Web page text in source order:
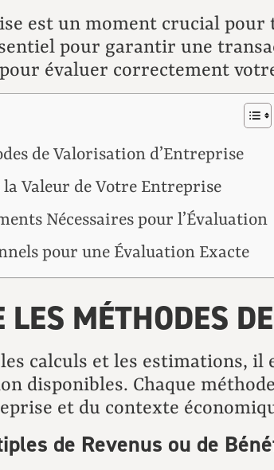
est un moment crucial
pour garantir une
évaluer correctement
de Valorisation d’Entreprise
Valeur de Votre Entreprise
Nécessaires pour l’Évaluation
pour une Évaluation Exacte
LES MÉTHODES
calculs et les estimations,
disponibles. Chaque
et du contexte
de Revenus ou de